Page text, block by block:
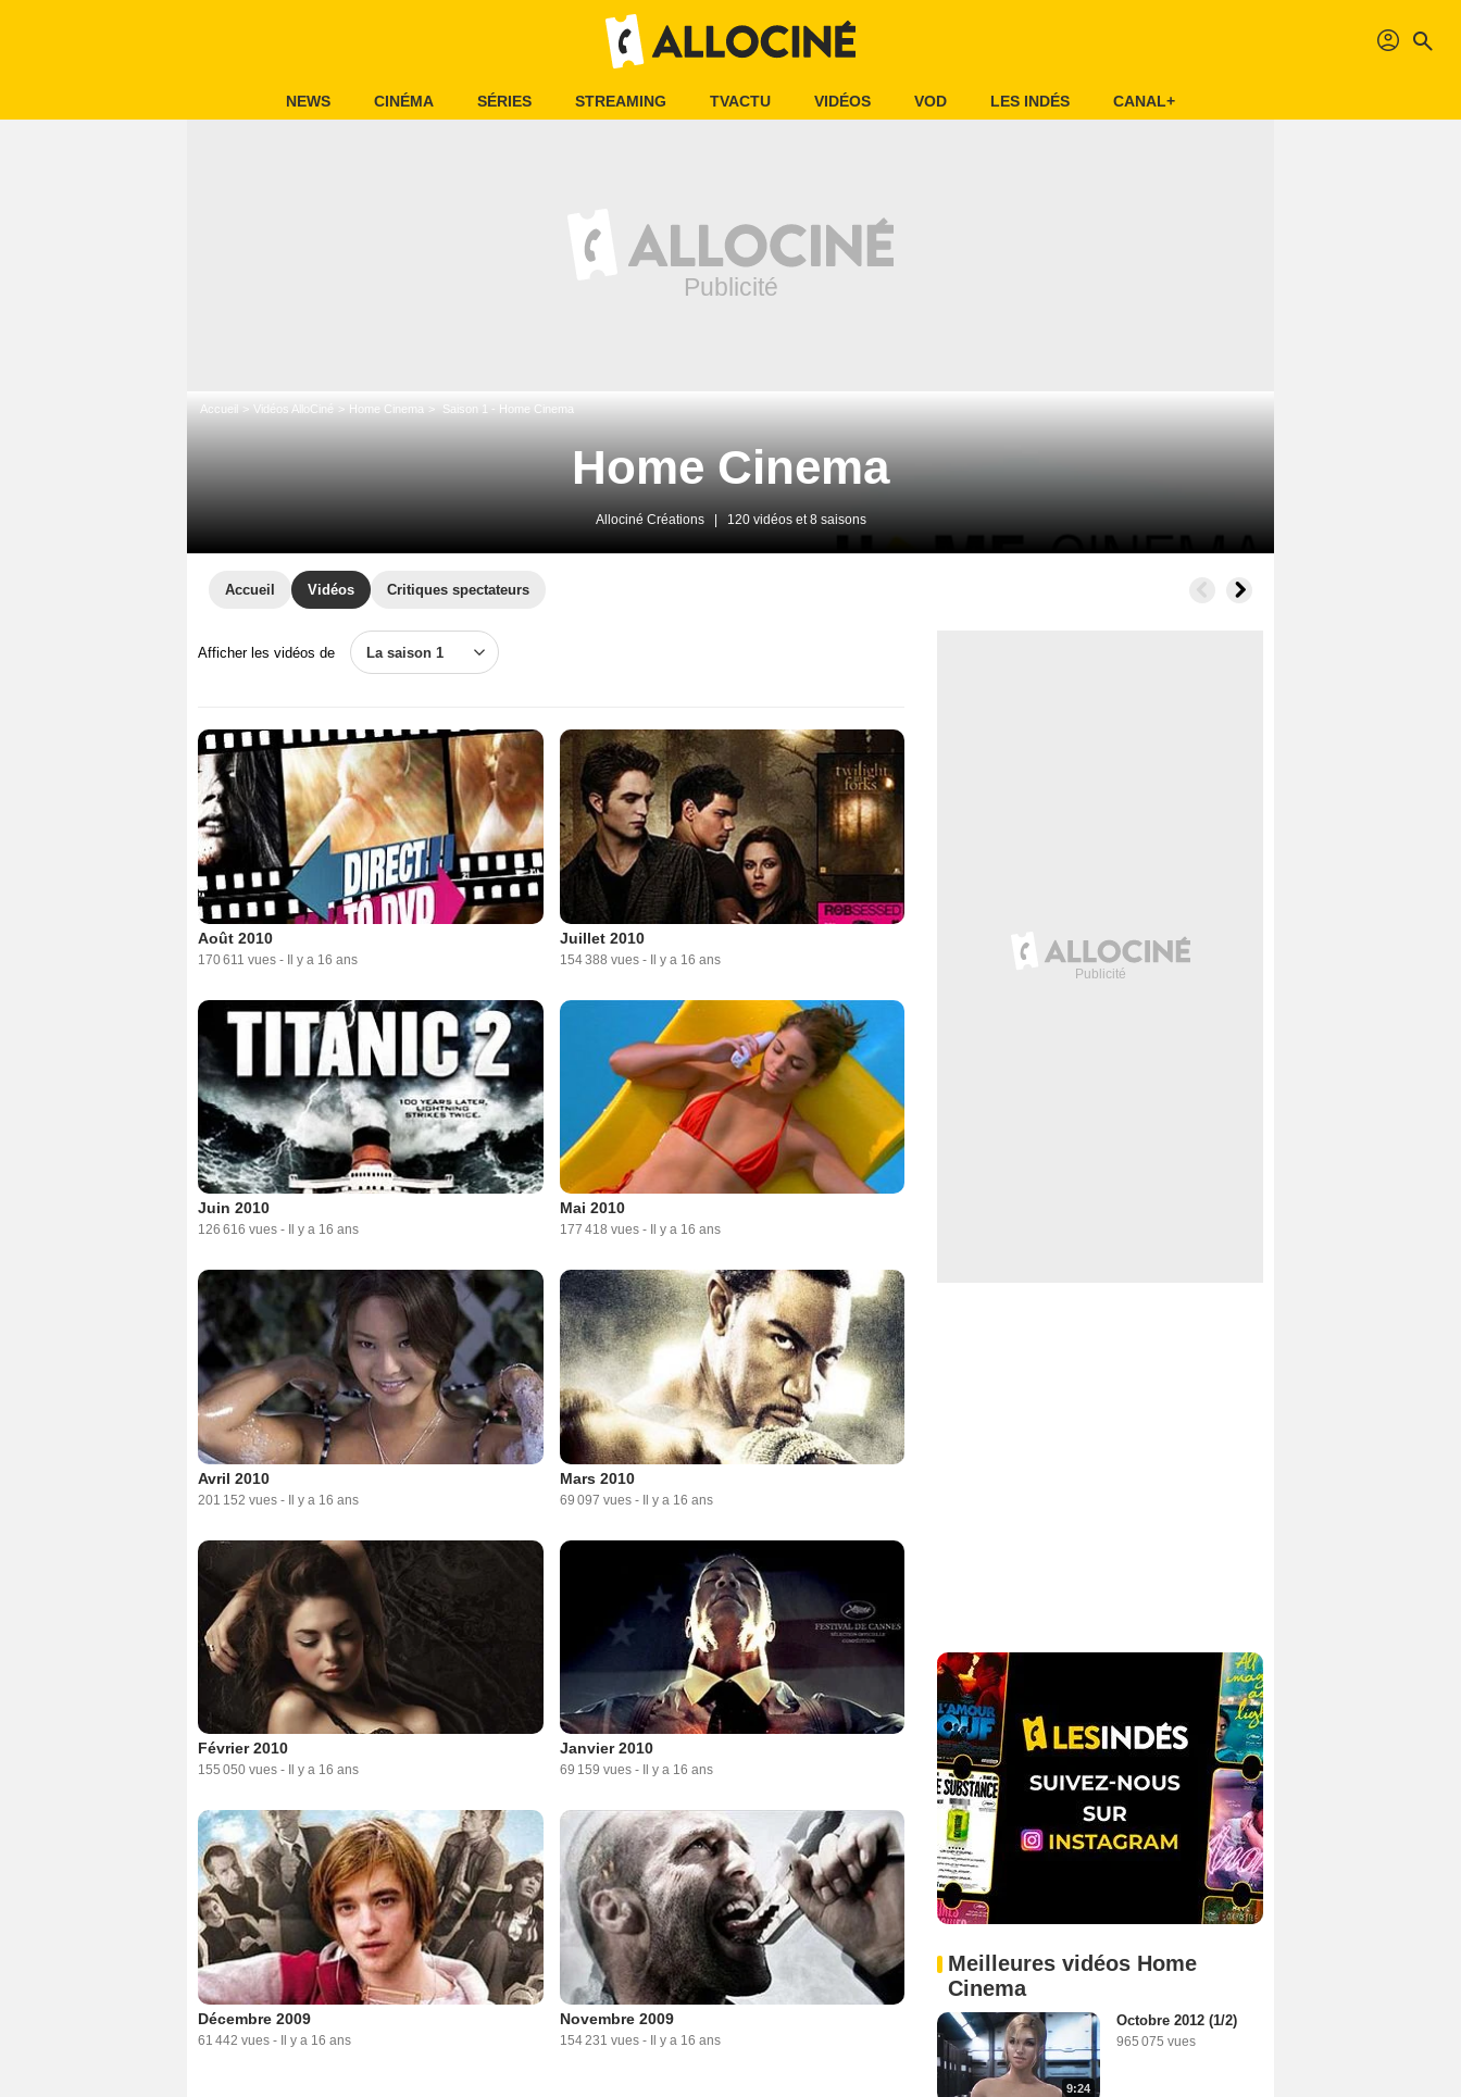
profil search
NEWS CINÉMA SÉRIES STREAMING TVACTU VIDÉOS VOD LES INDÉS CANAL+
Accueil Vidéos AlloCiné Home Cinema Saison 1 - Home Cinema
Home Cinema
Allociné Créations 120 vidéos et 8 saisons
Accueil Vidéos Critiques spectateurs
Afficher les vidéos de La saison 1
Août 2010
170 611 vues - Il y a 16 ans
Juillet 2010
154 388 vues - Il y a 16 ans
Juin 2010
126 616 vues - Il y a 16 ans
Mai 2010
177 418 vues - Il y a 16 ans
Avril 2010
201 152 vues - Il y a 16 ans
Mars 2010
69 097 vues - Il y a 16 ans
Février 2010
155 050 vues - Il y a 16 ans
Janvier 2010
69 159 vues - Il y a 16 ans
Décembre 2009
61 442 vues - Il y a 16 ans
Novembre 2009
154 231 vues - Il y a 16 ans
Meilleures vidéos Home
Cinema
9:24
Octobre 2012 (1/2)
965 075 vues